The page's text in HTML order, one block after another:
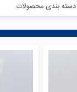
دسته بندی محصولات